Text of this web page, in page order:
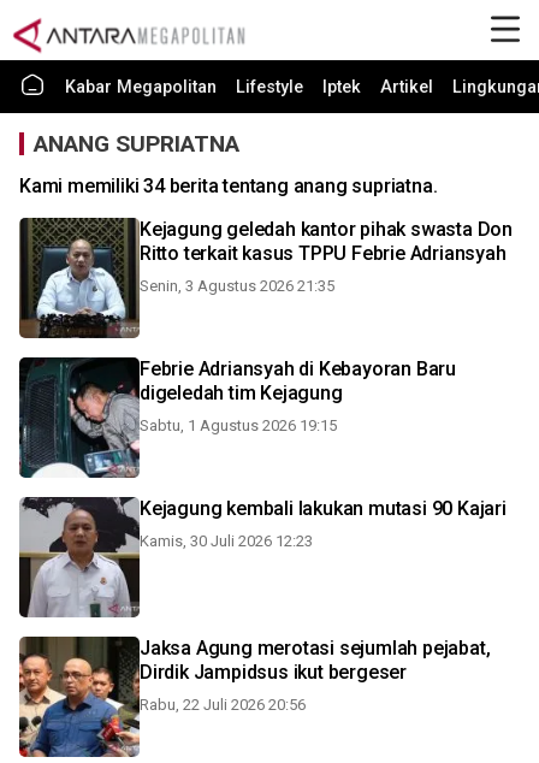
Kabar Megapolitan Lifestyle Iptek Artikel
ANANG SUPRIATNA
Kami memiliki 34 berita tentang anang supriatna.
Kejagung geledah kantor pihak swasta Don
Ritto terkait kasus TPPU Febrie Adriansyah
Senin, 3 Agustus 2026 21:35
Febrie Adriansyah di Kebayoran Baru
digeledah tim Kejagung
Sabtu, 1 Agustus 2026 19:15
Kejagung kembali lakukan mutasi 90 Kajari
Kamis, 30 Juli 2026 12:23
Jaksa Agung merotasi sejumlah pejabat,
Dirdik Jampidsus ikut bergeser
Rabu, 22 Juli 2026 20:56